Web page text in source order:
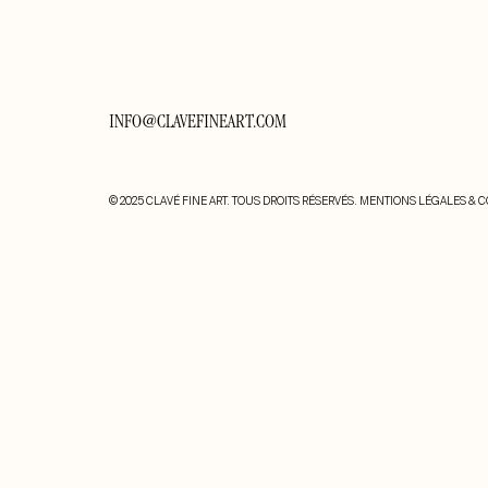
INFO@CLAVEFINEART.COM
© 2025 CLAVÉ FINE ART. TOUS DROITS RÉSERVÉS. MENTIONS LÉGALES &